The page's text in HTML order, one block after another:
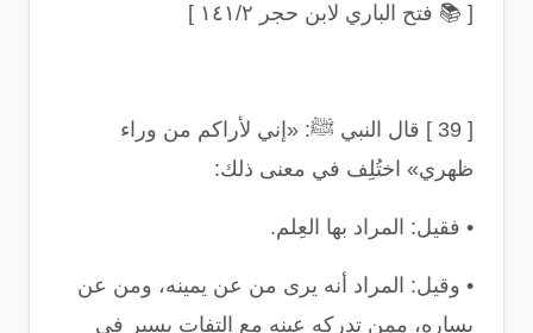
[
📚 فتح الباري لابن حجر ١٤١/٢ ]
[ 39 ]
قال النبي ﷺ: «إني لأراكم من وراء
ظهري» اختُلِف في معنى ذلك:
• فقيل: المراد بها العِلم.
• وقيل: المراد أنه يرى من عن يمينه، ومن عن
يساره، ممن تدركه عينه مع التفات يسير في